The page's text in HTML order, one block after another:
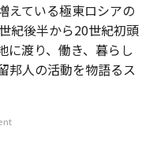
えている極東ロシアの
紀後半から20世紀初頭
に渡り、働き、暮らし
邦人の活動を物語るス